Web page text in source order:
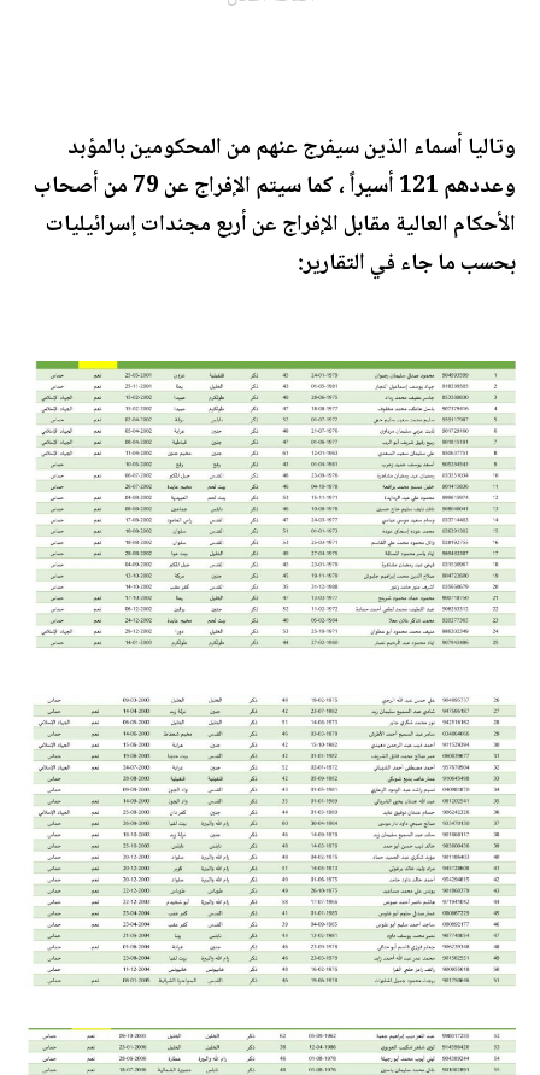
وتاليا أسماء الذين سيفرج عنهم من المحكومين بالمؤبد
وعددهم 121 أسيراً ، كما سيتم الإفراج عن 79 من أصحاب
الأحكام العالية مقابل الإفراج عن أربع مجندات إسرائيليات
بحسب ما جاء في التقارير: